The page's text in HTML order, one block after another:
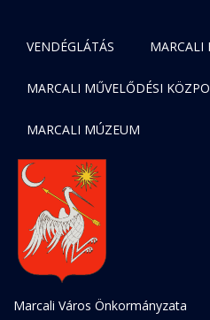
VENDÉGLÁTÁS MARCALI
MARCALI MŰVELŐDÉSI
MARCALI MÚZEUM
Marcali Város Önkormányzata